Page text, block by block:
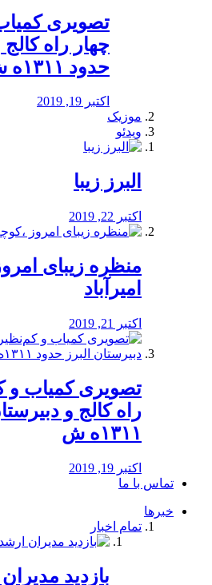
️تصویری
چهار راه كالج
حدود ۱۳۱۱ه ش
اکتبر 19, 2019
موزیک
ویدئو
البرز زیبا
اکتبر 22, 2019
منظره‌‌ زیبای
امیرآباد
اکتبر 21, 2019
️تصویری کمیاب و
راه كالج و
۱۳۱۱ه ش
اکتبر 19, 2019
تماس با ما
خبرها
تمام اخبار
بازدید